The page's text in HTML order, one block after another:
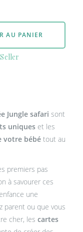
AU PANIER
Jungle safari sont
uniques et les
votre bébé tout au
premiers pas
à savourer ces
une
parent ou que vous
cher, les cartes